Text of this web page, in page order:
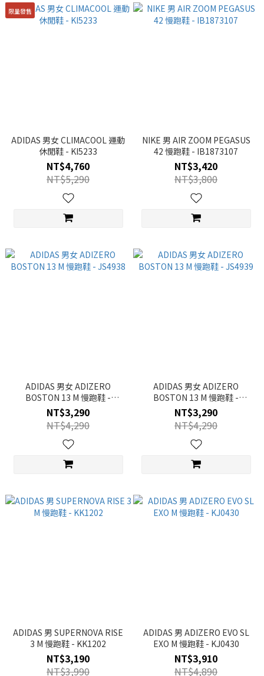
限量發售
ADIDAS 男女 CLIMACOOL 運動
休閒鞋 - KI5233
NT$4,760
NT$5,290
NIKE 男 AIR ZOOM PEGASUS
42 慢跑鞋 - IB1873107
NT$3,420
NT$3,800
ADIDAS 男女 ADIZERO
BOSTON 13 M 慢跑鞋 -
JS4938
NT$3,290
NT$4,290
ADIDAS 男女 ADIZERO
BOSTON 13 M 慢跑鞋 -
JS4939
NT$3,290
NT$4,290
ADIDAS 男 SUPERNOVA RISE
3 M 慢跑鞋 - KK1202
NT$3,190
NT$3,990
ADIDAS 男 ADIZERO EVO SL
EXO M 慢跑鞋 - KJ0430
NT$3,910
NT$4,890